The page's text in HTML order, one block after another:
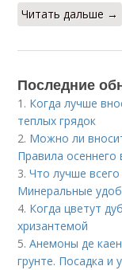
Читать дальше →
Последние
1. Когда лучше
теплых грядок
2. Можно ли
Правила осеннего
3.Что лучше
Минеральные
4. Когда цветут
хризантемой
5.Анемоны де
грунте. Посадка и